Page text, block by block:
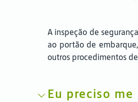
A inspeção de
ao portão de
outros procedimentos
Eu preciso